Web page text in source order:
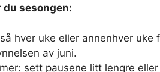
sesongen:
hver uke eller annenhver
av juni.
sett pausene litt lengre